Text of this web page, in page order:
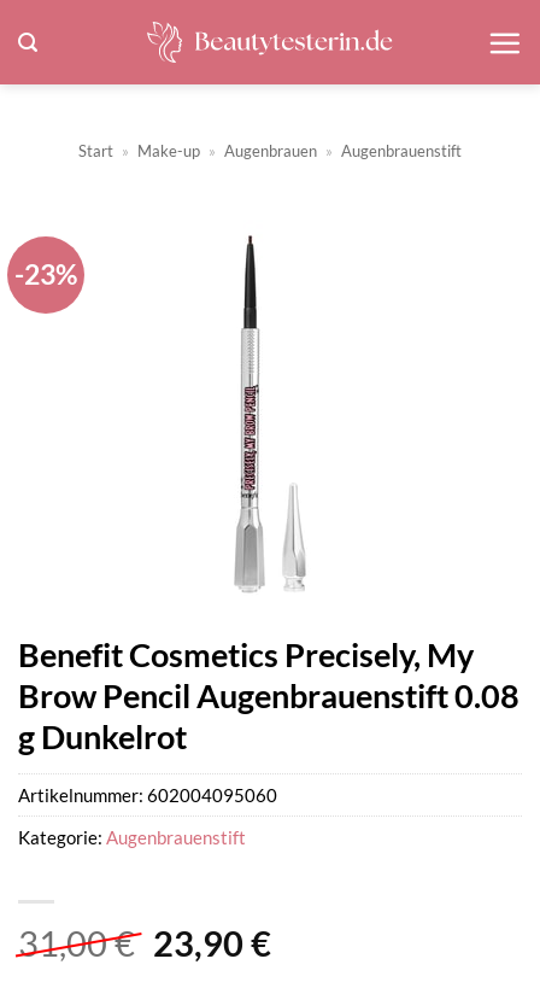
Inhalt
springen
Start » Make-up » Augenbrauen » Augenbrauenstift
-23%
Benefit Cosmetics Precisely, My
Brow Pencil Augenbrauenstift 0.08
g Dunkelrot
31,00€ Ursprünglicher
23,90 €Aktueller
Artikelnummer: 602004095060
Kategorie: Augenbrauenstift